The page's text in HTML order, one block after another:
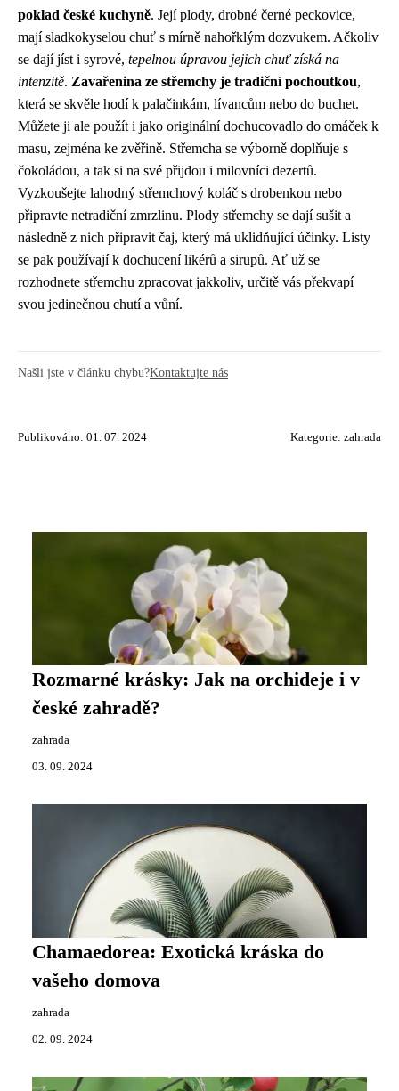
poklad české kuchyně. Její plody, drobné černé peckovice,
mají sladkokyselou chuť s mírně nahořklým dozvukem. Ačkoliv
se dají jíst i syrové, tepelnou úpravou jejich chuť získá na
intenzitě. Zavařenina ze střemchy je tradiční pochoutkou,
která se skvěle hodí k palačinkám, lívancům nebo do buchet.
Můžete ji ale použít i jako originální dochucovadlo do omáček k
masu, zejména ke zvěřině. Střemcha se výborně doplňuje s
čokoládou, a tak si na své přijdou i milovníci dezertů.
Vyzkoušejte lahodný střemchový koláč s drobenkou nebo
připravte netradiční zmrzlinu. Plody střemchy se dají sušit a
následně z nich připravit čaj, který má uklidňující účinky. Listy
se pak používají k dochucení likérů a sirupů. Ať už se
rozhodnete střemchu zpracovat jakkoliv, určitě vás překvapí
svou jedinečnou chutí a vůní.
Našli jste v článku chybu?Kontaktujte nás
Publikováno: 01. 07. 2024 Kategorie: zahrada
Rozmarné krásky: Jak na orchideje i v
české zahradě?
zahrada
03. 09. 2024
Chamaedorea: Exotická kráska do
vašeho domova
zahrada
02. 09. 2024